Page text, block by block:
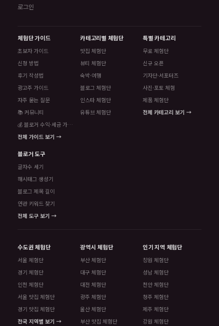
로그인
체험단 가이드
초보자 가이드
신청 방법
후기 작성법
광고주 가이드
자주 묻는 질문
📚 커뮤니티
💰 블로거 수익·세금 가이드
전체 가이드 보기 →
카테고리별 체험단
맛집 체험단
뷰티 체험단
숙박·여행
블로그 체험단
인스타 체험단
유튜브 체험단
특별 카테고리
무료 체험단
신규 오픈
기자단·서포터즈
사진·포토 체험
제품 체험단
전체 카테고리 보기 →
블로거 도구
글자수 세기
해시태그 생성기
블로그 제목 길이
연관 키워드 찾기
전체 도구 보기 →
수도권 체험단
서울 체험단
경기 체험단
인천 체험단
서울 맛집 체험단
경기 맛집 체험단
전국 지역별 보기 →
광역시 체험단
부산 체험단
대구 체험단
대전 체험단
광주 체험단
울산 체험단
부산 맛집 체험단
인기 지역 체험단
창원 체험단
성남 체험단
천안 체험단
청주 체험단
제주 체험단
강원 체험단